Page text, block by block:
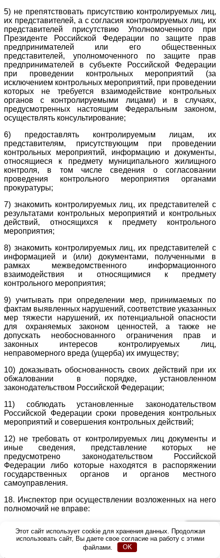
5) не препятствовать присутствию контролируемых лиц,
их представителей, а с согласия контролируемых лиц, их
представителей присутствию Уполномоченного при
Президенте Российской Федерации по защите прав
предпринимателей или его общественных
представителей, уполномоченного по защите прав
предпринимателей в субъекте Российской Федерации
при проведении контрольных мероприятий (за
исключением контрольных мероприятий, при проведении
которых не требуется взаимодействие контрольных
органов с контролируемыми лицами) и в случаях,
предусмотренных настоящим Федеральным законом,
осуществлять консультирование;
6) предоставлять контролируемым лицам, их
представителям, присутствующим при проведении
контрольных мероприятий, информацию и документы,
относящиеся к предмету муниципального жилищного
контроля, в том числе сведения о согласовании
проведения контрольного мероприятия органами
прокуратуры;
7) знакомить контролируемых лиц, их представителей с
результатами контрольных мероприятий и контрольных
действий, относящихся к предмету контрольного
мероприятия;
8) знакомить контролируемых лиц, их представителей с
информацией и (или) документами, полученными в
рамках межведомственного информационного
взаимодействия и относящимися к предмету
контрольного мероприятия;
9) учитывать при определении мер, принимаемых по
фактам выявленных нарушений, соответствие указанных
мер тяжести нарушений, их потенциальной опасности
для охраняемых законом ценностей, а также не
допускать необоснованного ограничения прав и
законных интересов контролируемых лиц,
неправомерного вреда (ущерба) их имуществу;
10) доказывать обоснованность своих действий при их
обжаловании в порядке, установленном
законодательством Российской Федерации;
11) соблюдать установленные законодательством
Российской Федерации сроки проведения контрольных
мероприятий и совершения контрольных действий;
12) не требовать от контролируемых лиц документы и
иные сведения, представление которых не
предусмотрено законодательством Российской
Федерации либо которые находятся в распоряжении
государственных органов и органов местного
самоуправления.
18. Инспектор при осуществлении возложенных на него
полномочий не вправе:
если оценка соблюдения таких требований не относится
к полномочиям органа контроля;
Этот сайт использует cookie для хранения данных. Продолжая
использовать сайт, Вы даете свое согласие на работу с этими
файлами.
OK